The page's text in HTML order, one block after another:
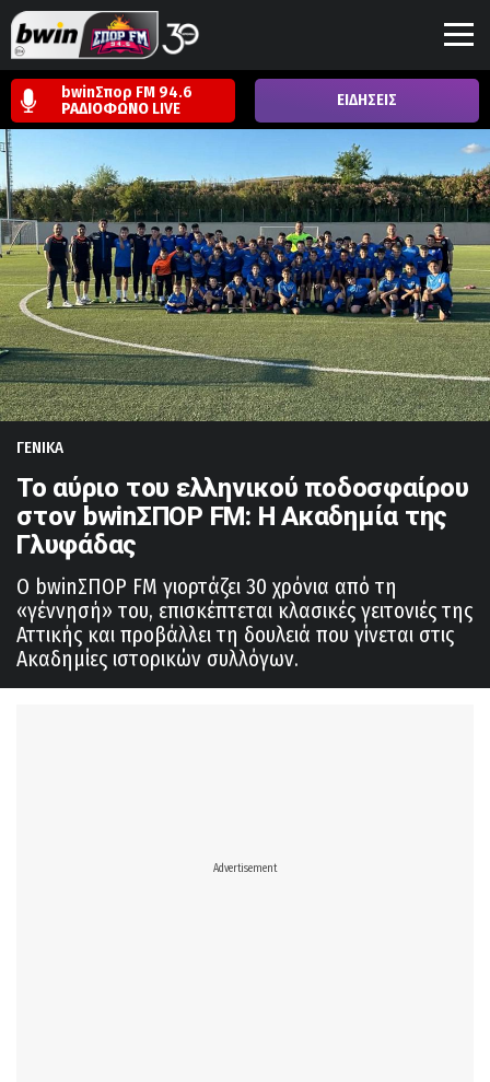
bwinΣπορ FM 94.6
ΡΑΔΙΟΦΩΝΟ LIVE ΕΙΔΗΣΕΙΣ
ΓΕΝΙΚΑ
Το αύριο του ελληνικού ποδοσφαίρου
στον bwinΣΠΟΡ FM: Η Ακαδημία της
Γλυφάδας
Ο bwinΣΠΟΡ FM γιορτάζει 30 χρόνια από τη
«γέννησή» του, επισκέπτεται κλασικές γειτονιές της
Αττικής και προβάλλει τη δουλειά που γίνεται στις
Ακαδημίες ιστορικών συλλόγων.